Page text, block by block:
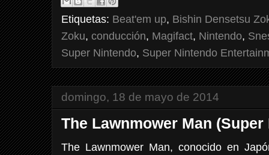
Etiquetas: Beat'em up, Bishin Densetsu
Zoku, conducción, Magifact, Nintendo,
Super Nintendo, Super Nintendo
domingo, 18 de mayo de 2014
The Lawnmower Man (Super
The Lawnmower Man, conocido en